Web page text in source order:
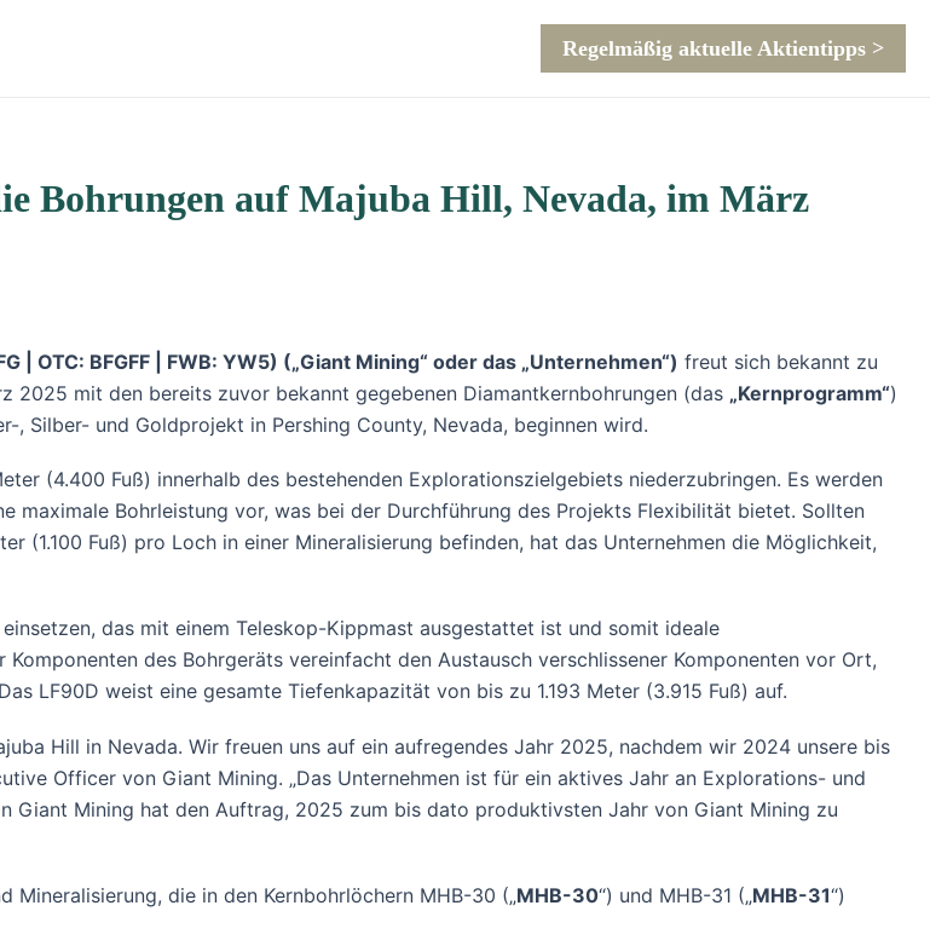
Regelmäßig aktuelle Aktientipps >
Bohrungen auf Majuba Hill, Nevada, im März
| OTC: BFGFF | FWB: YW5) („Giant Mining“ oder das „Unternehmen“) freut sich bekannt zu
2025 mit den bereits zuvor bekannt gegebenen Diamantkernbohrungen (das „Kernprogramm“)
, Silber- und Goldprojekt in Pershing County, Nevada, beginnen wird.
(4.400 Fuß) innerhalb des bestehenden Explorationszielgebiets niederzubringen. Es werden
maximale Bohrleistung vor, was bei der Durchführung des Projekts Flexibilität bietet. Sollten
(1.100 Fuß) pro Loch in einer Mineralisierung befinden, hat das Unternehmen die Möglichkeit,
das mit einem Teleskop-Kippmast ausgestattet ist und somit ideale
des Bohrgeräts vereinfacht den Austausch verschlissener Komponenten vor Ort,
LF90D weist eine gesamte Tiefenkapazität von bis zu 1.193 Meter (3.915 Fuß) auf.
Hill in Nevada. Wir freuen uns auf ein aufregendes Jahr 2025, nachdem wir 2024 unsere bis
Officer von Giant Mining. „Das Unternehmen ist für ein aktives Jahr an Explorations- und
Giant Mining hat den Auftrag, 2025 zum bis dato produktivsten Jahr von Giant Mining zu
die in den Kernbohrlöchern MHB-30 („MHB-30“) und MHB-31 („MHB-31“)